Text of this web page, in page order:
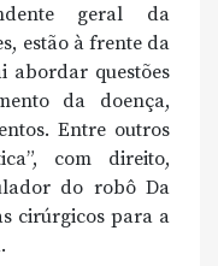
geral da
estão à frente da
abordar questões
da doença,
Entre outros
com direito,
do robô Da
cirúrgicos para a